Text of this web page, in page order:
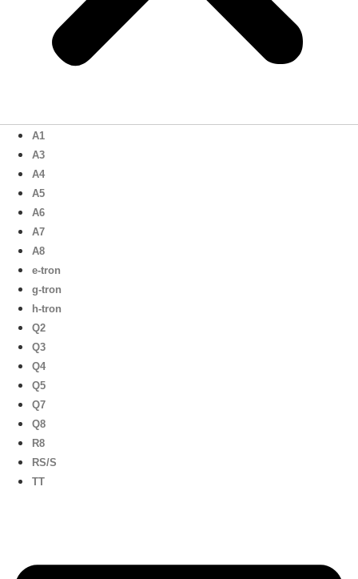
A1
A3
A4
A5
A6
A7
A8
e-tron
g-tron
h-tron
Q2
Q3
Q4
Q5
Q7
Q8
R8
RS/S
TT